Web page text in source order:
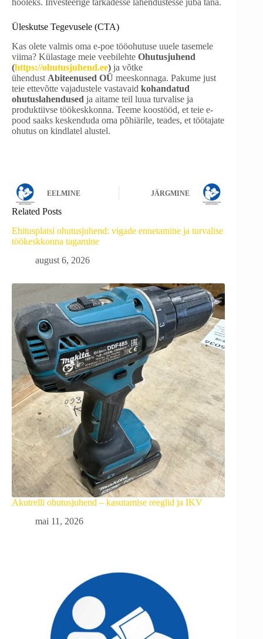
hooleks. Investeerige tarkadesse lahendustesse juba täna.
Üleskutse Tegevusele (CTA)
Kas olete valmis oma e-poe tööohutuse uuele tasemele
viima? Külastage meie veebilehte Ohutusjuhend
(https://ohutusjuhend.ee) ja võtke
ühendust Abiteenused OÜ meeskonnaga. Pakume just
teie ettevõtte vajadustele vastavaid kohandatud
ohutuslahendused ja aitame teil luua turvalise ja
produktiivse töökeskkonna. Teeme koostööd, et teie e-
pood saaks keskenduda oma põhiärile, teades, et töötajate
ohutus on kindlatel alustel.
EELMINE JÄRGMINE
Related Posts
Ehitusplatsi ohutusjuhend: vigade ennetamine ja turvalise
töökeskkonna tagamine
august 6, 2026
Akutrelli ohutusjuhend – kasutamise reeglid ja IKV
mai 11, 2026